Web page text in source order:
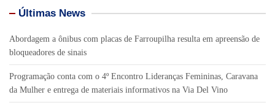
Últimas News
Abordagem a ônibus com placas de Farroupilha resulta em apreensão de
bloqueadores de sinais
Programação conta com o 4º Encontro Lideranças Femininas, Caravana
da Mulher e entrega de materiais informativos na Via Del Vino